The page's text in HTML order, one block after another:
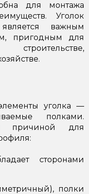
для монтажа
Уголок
важным
пригодным для
уголка —
полками.
причиной для
сторонами
полки